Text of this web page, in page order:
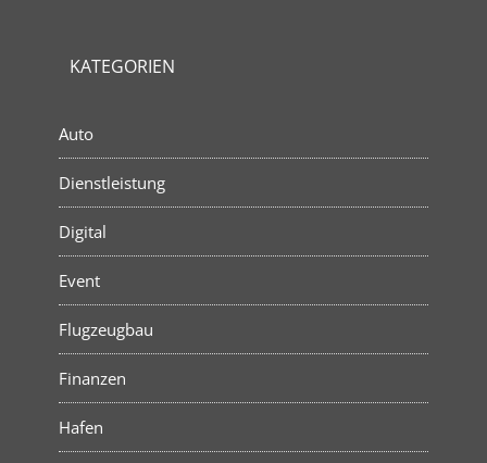
KATEGORIEN
Auto
Dienstleistung
Digital
Event
Flugzeugbau
Finanzen
Hafen